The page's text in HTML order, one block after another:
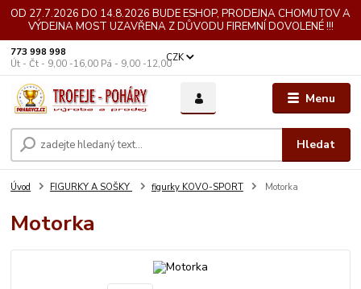
OD 27.7.2026 DO 14.8.2026 BUDE ESHOP, PRODEJNA CHOMUTOV A
VÝDEJNA MOST UZAVŘENA Z DŮVODU FIREMNÍ DOVOLENÉ !!!
Menu
CZK
Hledat
773 998 998
Út - Čt - 9,00 -16,00 Pá - 9,00 -12,00
Úvod FIGURKY A SOŠKY figurky KOVO-SPORT Motorka
Motorka